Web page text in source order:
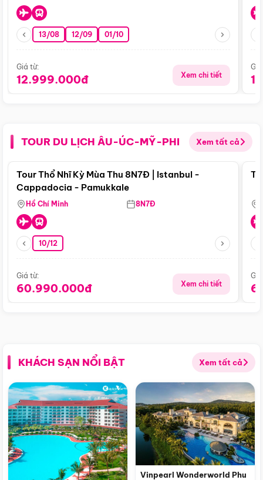
13/08 12/09 01/10
Giá từ:
12.999.000đ Xem chi tiết
TOUR DU LỊCH ÂU-ÚC-MỸ-PHI Xem tất cả
Điểm nổi bật
Tour Thổ Nhĩ Kỳ Mùa Thu 8N7Đ | Istanbul -
Cappadocia - Pamukkale
Hồ Chí Minh 8N7Đ
10/12
Giá từ:
60.990.000đ Xem chi tiết
KHÁCH SẠN NỔI BẬT Xem tất cả
Vinpearl Wonderworld Phu